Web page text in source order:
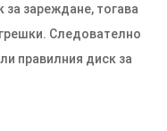
за зареждане, тогава
Следователно
правилния диск за